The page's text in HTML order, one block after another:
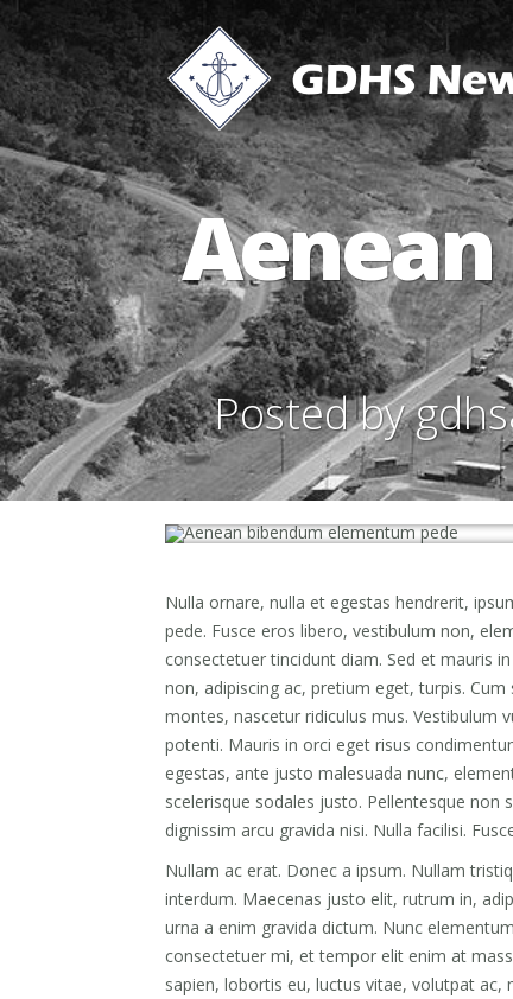
Posted by
Nulla ornare, nulla et egestas hendrerit,
pede. Fusce eros libero, vestibulum non,
consectetuer tincidunt diam. Sed et mauris
non, adipiscing ac, pretium eget, turpis.
montes, nascetur ridiculus mus. Vestibulum
potenti. Mauris in orci eget risus
egestas, ante justo malesuada nunc,
scelerisque sodales justo. Pellentesque non
dignissim arcu gravida nisi. Nulla facilisi.
Nullam ac erat. Donec a ipsum. Nullam
interdum. Maecenas justo elit, rutrum in,
urna a enim gravida dictum. Nunc
consectetuer mi, et tempor elit enim at
sapien, lobortis eu, luctus vitae, volutpat ac,